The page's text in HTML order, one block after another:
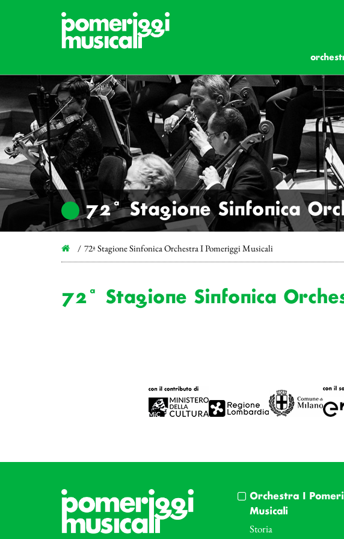
72ª Stagione Sinfonica
72ª Stagione Sinfonica Orchestra I Pomeriggi Musicali
72ª Stagione Sinfonica
Orchestra I
Musicali
Storia